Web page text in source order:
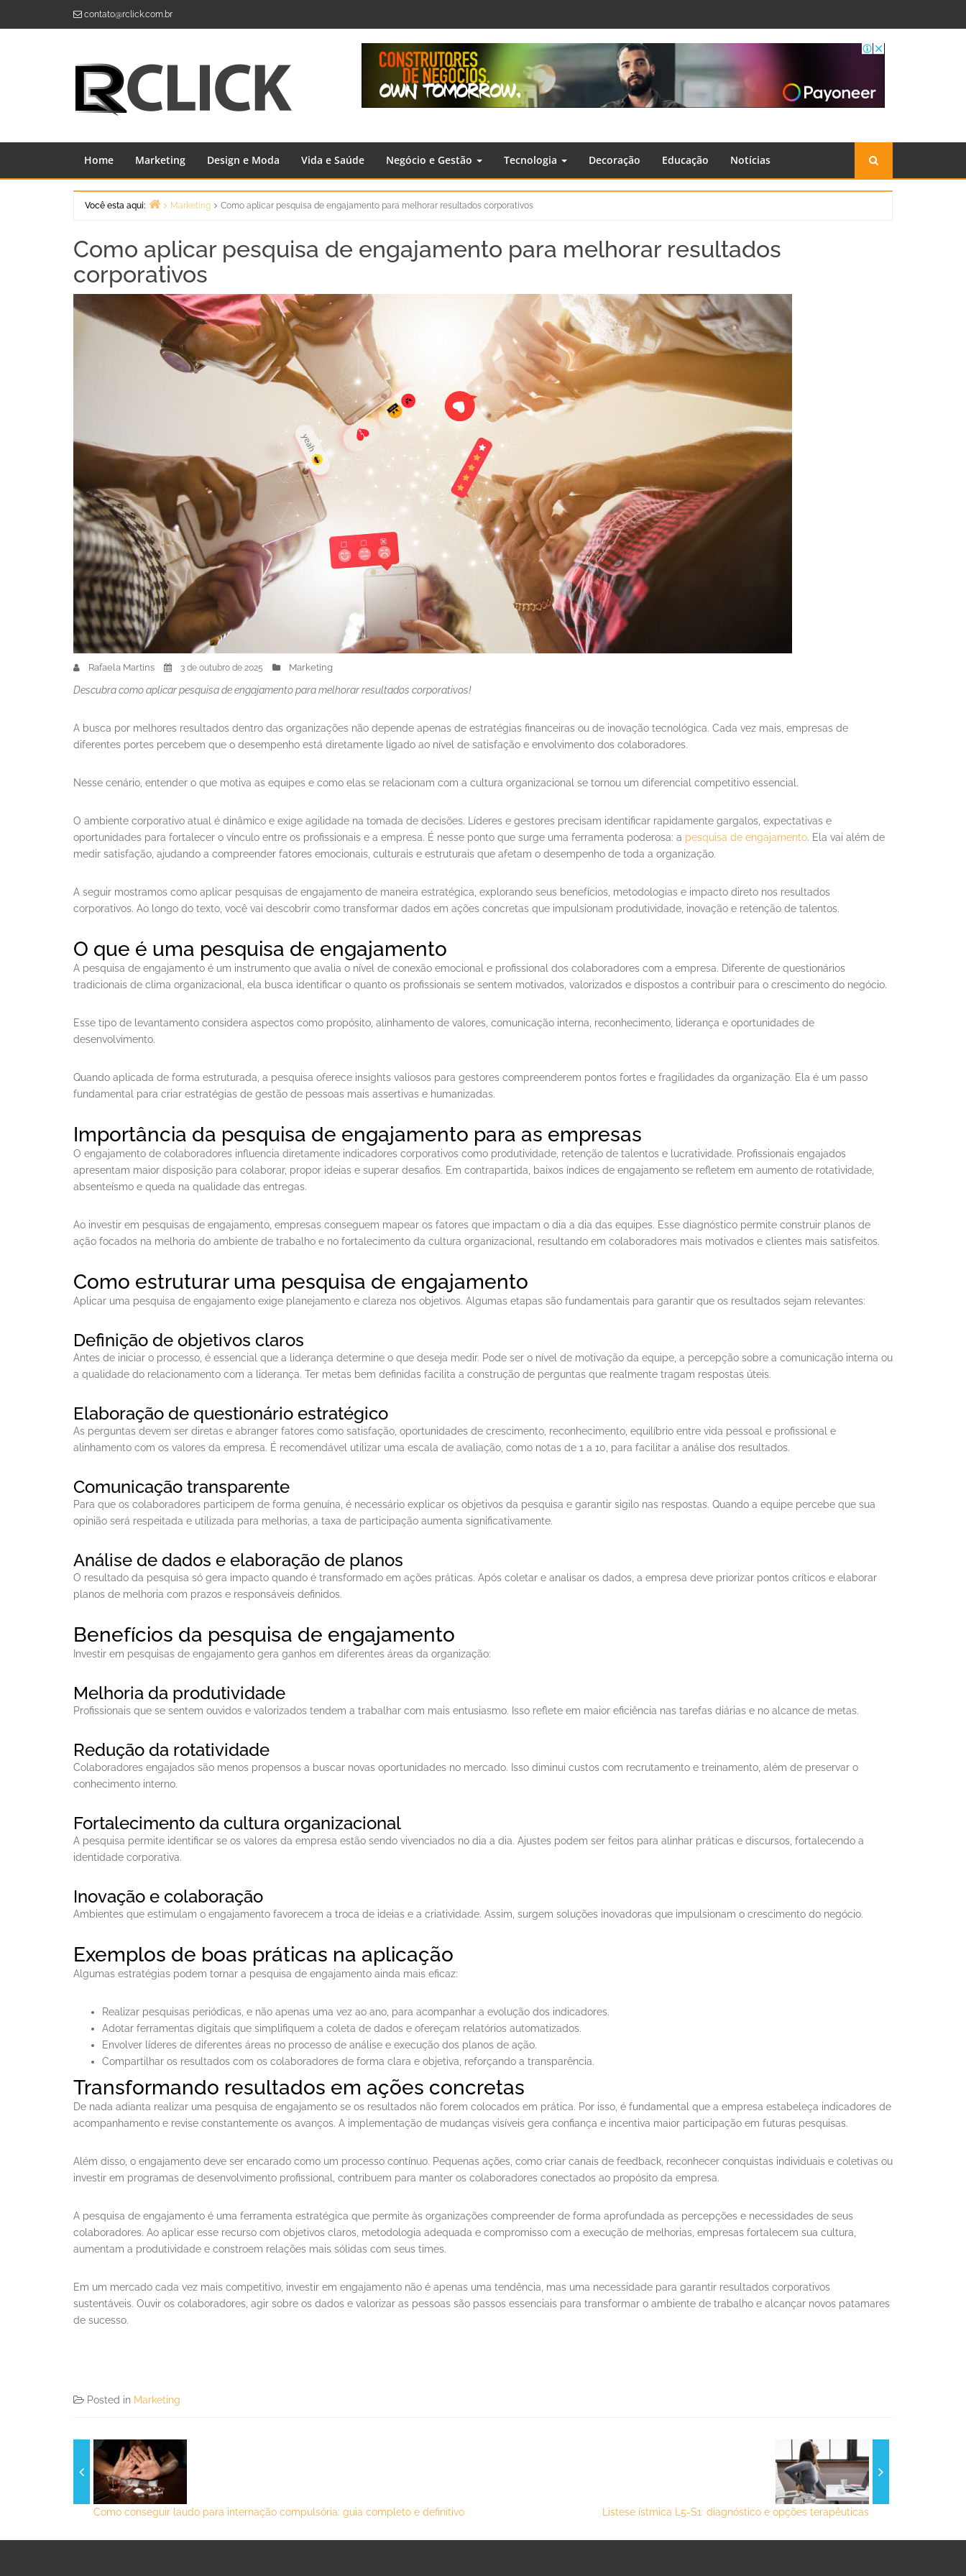
contato@rclick.com.br
Home Marketing Design e Moda Vida e Saúde Negócio e Gestão Tecnologia Decoração Educação Notícias
Você esta aqui:
Marketing Como aplicar pesquisa de engajamento para melhorar resultados corporativos
Como aplicar pesquisa de engajamento para melhorar resultados
corporativos
Rafaela Martins 3 de outubro de 2025 Marketing
Descubra como aplicar pesquisa de engajamento para melhorar resultados corporativos!
A busca por melhores resultados dentro das organizações não depende apenas de estratégias financeiras ou de inovação tecnológica. Cada vez mais, empresas de
diferentes portes percebem que o desempenho está diretamente ligado ao nível de satisfação e envolvimento dos colaboradores.
Nesse cenário, entender o que motiva as equipes e como elas se relacionam com a cultura organizacional se tornou um diferencial competitivo essencial.
O ambiente corporativo atual é dinâmico e exige agilidade na tomada de decisões. Líderes e gestores precisam identificar rapidamente gargalos, expectativas e
oportunidades para fortalecer o vínculo entre os profissionais e a empresa. É nesse ponto que surge uma ferramenta poderosa: a pesquisa de engajamento. Ela vai além de
medir satisfação, ajudando a compreender fatores emocionais, culturais e estruturais que afetam o desempenho de toda a organização.
A seguir mostramos como aplicar pesquisas de engajamento de maneira estratégica, explorando seus benefícios, metodologias e impacto direto nos resultados
corporativos. Ao longo do texto, você vai descobrir como transformar dados em ações concretas que impulsionam produtividade, inovação e retenção de talentos.
O que é uma pesquisa de engajamento
A pesquisa de engajamento é um instrumento que avalia o nível de conexão emocional e profissional dos colaboradores com a empresa. Diferente de questionários
tradicionais de clima organizacional, ela busca identificar o quanto os profissionais se sentem motivados, valorizados e dispostos a contribuir para o crescimento do negócio.
Esse tipo de levantamento considera aspectos como propósito, alinhamento de valores, comunicação interna, reconhecimento, liderança e oportunidades de
desenvolvimento.
Quando aplicada de forma estruturada, a pesquisa oferece insights valiosos para gestores compreenderem pontos fortes e fragilidades da organização. Ela é um passo
fundamental para criar estratégias de gestão de pessoas mais assertivas e humanizadas.
Importância da pesquisa de engajamento para as empresas
O engajamento de colaboradores influencia diretamente indicadores corporativos como produtividade, retenção de talentos e lucratividade. Profissionais engajados
apresentam maior disposição para colaborar, propor ideias e superar desafios. Em contrapartida, baixos índices de engajamento se refletem em aumento de rotatividade,
absenteísmo e queda na qualidade das entregas.
Ao investir em pesquisas de engajamento, empresas conseguem mapear os fatores que impactam o dia a dia das equipes. Esse diagnóstico permite construir planos de
ação focados na melhoria do ambiente de trabalho e no fortalecimento da cultura organizacional, resultando em colaboradores mais motivados e clientes mais satisfeitos.
Como estruturar uma pesquisa de engajamento
Aplicar uma pesquisa de engajamento exige planejamento e clareza nos objetivos. Algumas etapas são fundamentais para garantir que os resultados sejam relevantes:
Definição de objetivos claros
Antes de iniciar o processo, é essencial que a liderança determine o que deseja medir. Pode ser o nível de motivação da equipe, a percepção sobre a comunicação interna ou
a qualidade do relacionamento com a liderança. Ter metas bem definidas facilita a construção de perguntas que realmente tragam respostas úteis.
Elaboração de questionário estratégico
As perguntas devem ser diretas e abranger fatores como satisfação, oportunidades de crescimento, reconhecimento, equilíbrio entre vida pessoal e profissional e
alinhamento com os valores da empresa. É recomendável utilizar uma escala de avaliação, como notas de 1 a 10, para facilitar a análise dos resultados.
Comunicação transparente
Para que os colaboradores participem de forma genuína, é necessário explicar os objetivos da pesquisa e garantir sigilo nas respostas. Quando a equipe percebe que sua
opinião será respeitada e utilizada para melhorias, a taxa de participação aumenta significativamente.
Análise de dados e elaboração de planos
O resultado da pesquisa só gera impacto quando é transformado em ações práticas. Após coletar e analisar os dados, a empresa deve priorizar pontos críticos e elaborar
planos de melhoria com prazos e responsáveis definidos.
Benefícios da pesquisa de engajamento
Investir em pesquisas de engajamento gera ganhos em diferentes áreas da organização:
Melhoria da produtividade
Profissionais que se sentem ouvidos e valorizados tendem a trabalhar com mais entusiasmo. Isso reflete em maior eficiência nas tarefas diárias e no alcance de metas.
Redução da rotatividade
Colaboradores engajados são menos propensos a buscar novas oportunidades no mercado. Isso diminui custos com recrutamento e treinamento, além de preservar o
conhecimento interno.
Fortalecimento da cultura organizacional
A pesquisa permite identificar se os valores da empresa estão sendo vivenciados no dia a dia. Ajustes podem ser feitos para alinhar práticas e discursos, fortalecendo a
identidade corporativa.
Inovação e colaboração
Ambientes que estimulam o engajamento favorecem a troca de ideias e a criatividade. Assim, surgem soluções inovadoras que impulsionam o crescimento do negócio.
Exemplos de boas práticas na aplicação
Algumas estratégias podem tornar a pesquisa de engajamento ainda mais eficaz:
Realizar pesquisas periódicas, e não apenas uma vez ao ano, para acompanhar a evolução dos indicadores.
Adotar ferramentas digitais que simplifiquem a coleta de dados e ofereçam relatórios automatizados.
Envolver líderes de diferentes áreas no processo de análise e execução dos planos de ação.
Compartilhar os resultados com os colaboradores de forma clara e objetiva, reforçando a transparência.
Transformando resultados em ações concretas
De nada adianta realizar uma pesquisa de engajamento se os resultados não forem colocados em prática. Por isso, é fundamental que a empresa estabeleça indicadores de
acompanhamento e revise constantemente os avanços. A implementação de mudanças visíveis gera confiança e incentiva maior participação em futuras pesquisas.
Além disso, o engajamento deve ser encarado como um processo contínuo. Pequenas ações, como criar canais de feedback, reconhecer conquistas individuais e coletivas ou
investir em programas de desenvolvimento profissional, contribuem para manter os colaboradores conectados ao propósito da empresa.
A pesquisa de engajamento é uma ferramenta estratégica que permite às organizações compreender de forma aprofundada as percepções e necessidades de seus
colaboradores. Ao aplicar esse recurso com objetivos claros, metodologia adequada e compromisso com a execução de melhorias, empresas fortalecem sua cultura,
aumentam a produtividade e constroem relações mais sólidas com seus times.
Em um mercado cada vez mais competitivo, investir em engajamento não é apenas uma tendência, mas uma necessidade para garantir resultados corporativos
sustentáveis. Ouvir os colaboradores, agir sobre os dados e valorizar as pessoas são passos essenciais para transformar o ambiente de trabalho e alcançar novos patamares
de sucesso.
Posted in Marketing
Como conseguir laudo para internação compulsória: guia completo e definitivo Listese ístmica L5-S1: diagnóstico e opções terapêuticas